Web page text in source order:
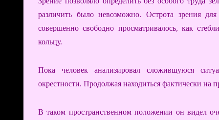
различить было невозможно. Острота зрения
совершенно свободно просматривалось, как
кольцу.
Пока человек анализировал сложившуюся
окрестности. Продолжая находиться фактически на
В таком пространственном положении он видел